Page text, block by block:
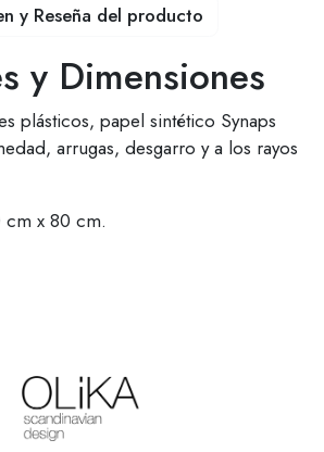
y Dimensiones
plásticos, papel sintético Synaps
arrugas, desgarro y a los rayos
cm x 80 cm.
y Reseña del producto